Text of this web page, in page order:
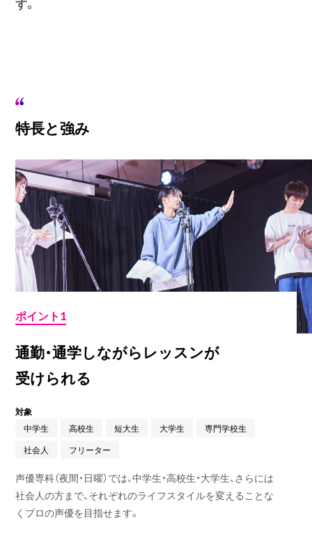
特長と強み
ポイント1
通勤・通学しながらレッスンが
受けられる
対象
中学生
高校生 短大生 大学生
専門学校生
社会人
フリーター
声優専科（夜間・日曜）では、中学生・高校生・大学生、さらには
社会人の方まで、それぞれのライフスタイルを変えることな
くプロの声優を目指せます。